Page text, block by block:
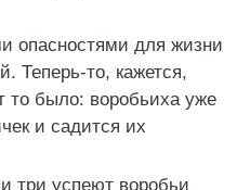
опасностями для жизни
Теперь-то, кажется,
то было: воробьиха уже
и садится их
три успеют воробьи